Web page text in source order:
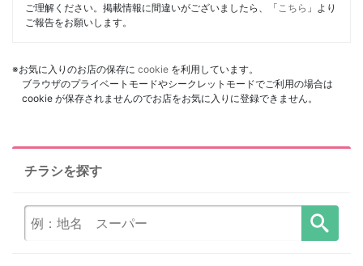
ご理解ください。掲載情報に間違いがございましたら、「 こちら 」より
ご報告をお願いします。
※お気に入りのお店の保存に cookie を利用しています。
ブラウザのプライベートモードやシークレットモードでご利用の場合は
cookie が保存されませんのでお店をお気に入りに登録できません。
チラシを探す